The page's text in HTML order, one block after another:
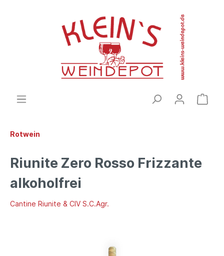
Rotwein
Riunite Zero Rosso Frizzante
alkoholfrei
Cantine Riunite & CIV S.C.Agr.